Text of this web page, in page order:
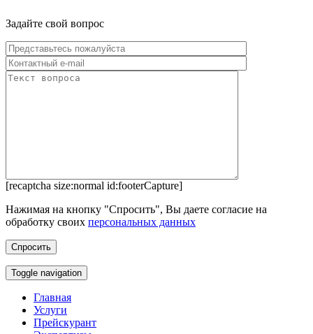
Задайте свой вопрос
[recaptcha size:normal id:footerCapture]
Нажимая на кнопку "Спросить", Вы даете согласие на
обработку своих персональных данных
Toggle navigation
Главная
Услуги
Прейскурант